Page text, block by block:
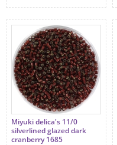
Miyuki delica's 11/0
silverlined glazed dark
cranberry 1685